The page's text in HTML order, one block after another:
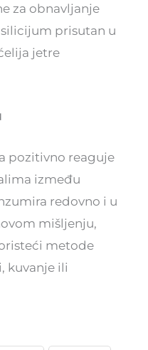
za obnavljanje
prisutan u
jetre
pozitivno reaguje
između
redovno i u
mišljenju,
metode
kuvanje ili